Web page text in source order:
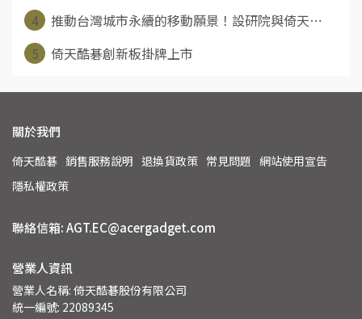
4
推動台灣城市永續的移動願景！設研院與倚天⋯
5
倚天酷碁創新板掛牌上市
關於我們
倚天酷碁 銷售服務說明 退換貨政策 常見問題 網站使用宣告
隱私權政策
聯絡信箱: AGT.EC@acergadget.com
營業人資訊
營業人名稱: 倚天酷碁股份有限公司
統一編號: 22089345